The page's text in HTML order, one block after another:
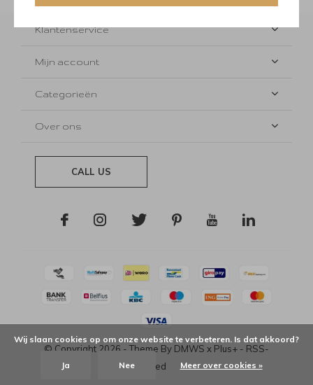
Klantenservice
Mijn account
Categorieën
Over ons
CALL US
© Copyright 2026 - Theme By DMWS x Plus+ - RSS-
feed
Wij slaan cookies op om onze website te verbeteren. Is dat akkoord?
Ja Nee Meer over cookies »